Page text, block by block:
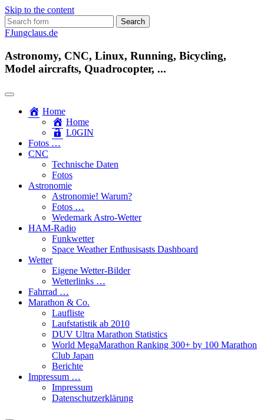
Skip to the content
Search
for:
FJungclaus.de
Astronomy, CNC, Linux, Running, Bicycling,
Model aircrafts, Quadrocopter, ...
Home
Home
L​0​​GIN
Fotos …
CNC
Technische Daten
Fotos
Astronomie
Astronomie! Warum?
Fotos …
Wedemark Astro-Wetter
HAM-Radio
Funkwetter
Space Weather Enthusisasts Dashboard
Wetter
Eigene Wetter-Bilder
Wetterlinks …
Fahrrad …
Marathon & Co.
Laufliste
Laufstatistik ab 2010
DUV Ultra Marathon Statistics
World MegaMarathon Ranking 300+ by 100 Marathon
Club Japan
Berichte
Impressum …
Impressum
Datenschutzerklärung